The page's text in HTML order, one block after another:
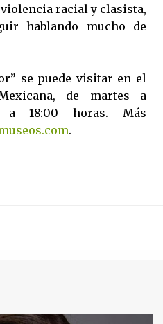
racial y clasista,
hablando mucho de
se puede visitar en el
de martes a
a 18:00 horas. Más
.